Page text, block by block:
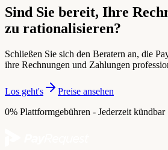
Sind Sie bereit, Ihre
zu rationalisieren?
Schließen Sie sich den Beratern an, die
ihre Rechnungen und Zahlungen
Los geht's
Preise ansehen
0% Plattformgebühren - Jederzeit kündbar